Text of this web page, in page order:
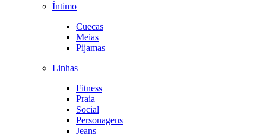
Íntimo
Cuecas
Meias
Pijamas
Linhas
Fitness
Praia
Social
Personagens
Jeans